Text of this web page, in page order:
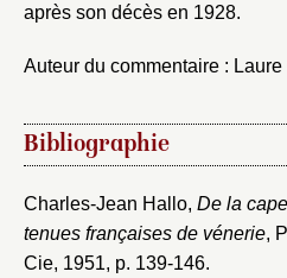
après son décès en 1928.
Auteur du commentaire :
Bibliographie
Charles-Jean Hallo, De la
tenues françaises de vénerie,
Cie, 1951, p. 139-146.
Nouveau dossier
Créer et
Envoyer
Vous avez oublié votre mot de passe